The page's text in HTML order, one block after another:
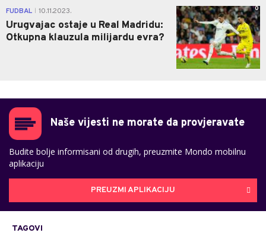
FUDBAL 10.11.2023.
Urugvajac ostaje u Real Madridu:
Otkupna klauzula milijardu evra?
0
Naše vijesti ne morate da provjeravate
Budite bolje informisani od drugih, preuzmite Mondo mobilnu
aplikaciju
PREUZMI APLIKACIJU
TAGOVI